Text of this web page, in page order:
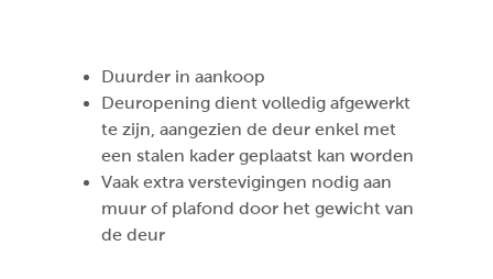
Duurder in aankoop
Deuropening dient volledig afgewerkt
te zijn, aangezien de deur enkel met
een stalen kader geplaatst kan worden
Vaak extra verstevigingen nodig aan
muur of plafond door het gewicht van
de deur